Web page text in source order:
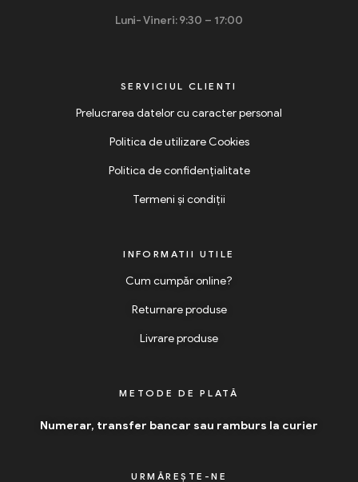
Luni- Vineri: 9:30 – 17:00
SERVICIUL CLIENTI
Prelucrarea datelor cu caracter personal
Politica de utilizare Cookies
Politica de confidențialitate
Termeni și condiții
INFORMATII UTILE
Cum cumpăr online?
Returnare produse
Livrare produse
METODE DE PLATĂ
Numerar, transfer bancar sau ramburs la curier
URMĂREȘTE-NE